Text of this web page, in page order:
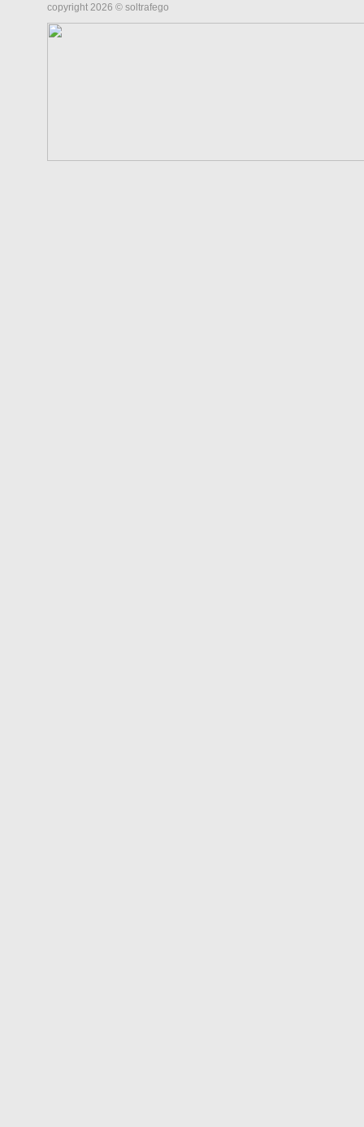
copyright 2026 © soltrafego